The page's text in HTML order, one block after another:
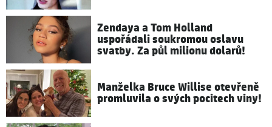
Zendaya a Tom Holland
uspořádali soukromou oslavu
svatby. Za půl milionu dolarů!
Manželka Bruce Willise otevřeně
promluvila o svých pocitech viny!